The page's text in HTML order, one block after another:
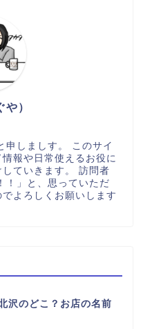
）
申しましす。 このサイ
報や日常使えるお役に
ていきます。 訪問者
！」と、思っていただ
よろしくお願いします
沢のどこ？お店の名前